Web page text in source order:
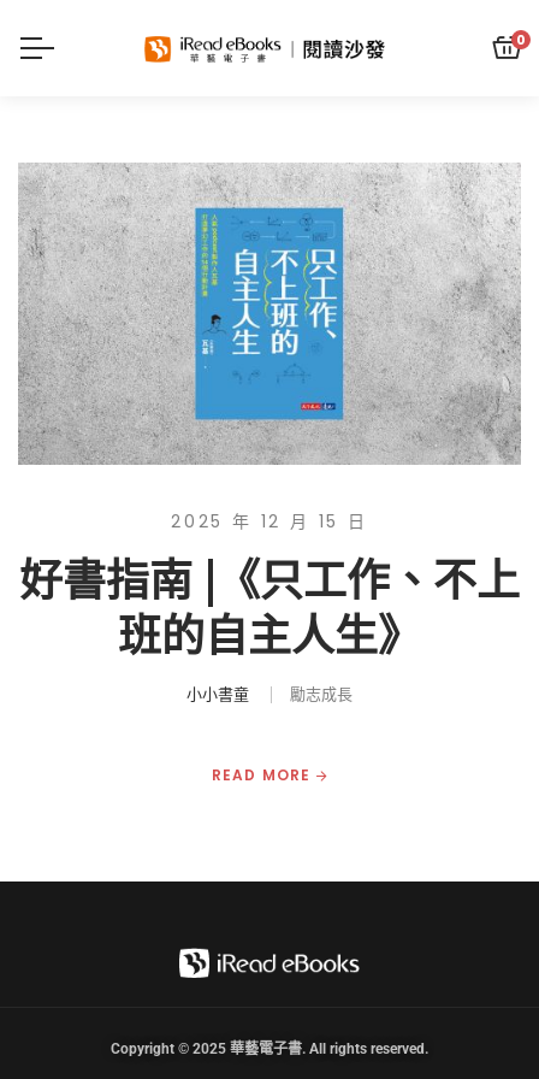
0
2025 年 12 月 15 日
好書指南 |《只工作、不上
班的自主人生》
小小書童 勵志成長
READ MORE
Copyright © 2025 華藝電子書. All rights reserved.